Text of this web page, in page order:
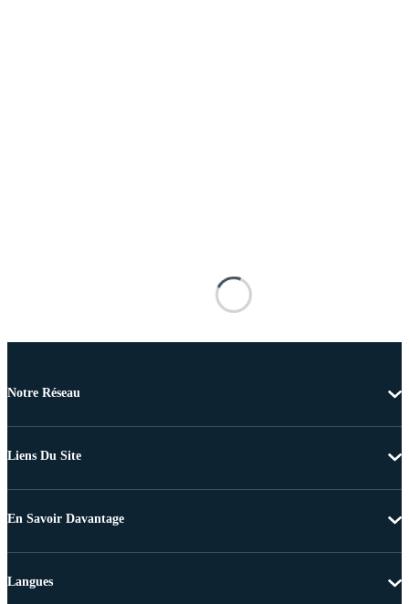
Notre Réseau
Liens Du Site
En Savoir Davantage
Langues